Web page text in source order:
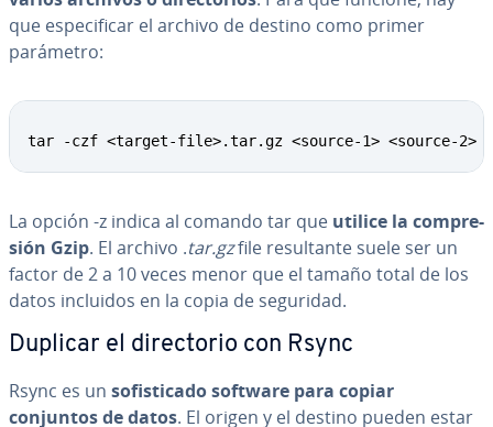
que es­pe­ci­fi­car el archivo de destino como primer
parámetro:
tar -czf <target-file>.tar.gz <source-1> <source-2>
La opción -z indica al comando tar que utilice la co­m­pre­
sión Gzip. El archivo .tar.gzfile re­su­l­ta­n­te suele ser un
factor de 2 a 10 veces menor que el tamaño total de los
datos incluidos en la copia de seguridad.
Duplicar el di­re­c­to­rio con Rsync
Rsync es un so­fi­s­ti­ca­do software para copiar
conjuntos de datos. El origen y el destino pueden estar